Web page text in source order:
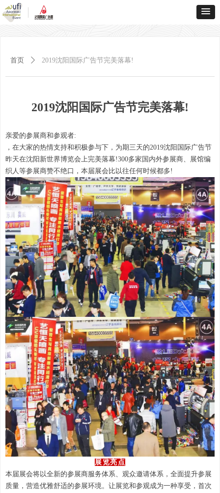
2019沈阳国际广告节完美落幕!
亲爱的参展商和参观者:
，在大家的热情支持和积极参与下，为期三天的2019沈阳国际广告节
昨天在沈阳新世界博览会上完美落幕!300多家国内外参展商、展馆编
织人等参展商赞不绝口，本届展会比以往任何时候都多!
展览亮点
本届展会将以全新的参展商服务体系、观众邀请体系，全面提升参展
质量，营造优雅舒适的参展环境。让展览和参观成为一种享受，首次
首页 ꄲ 2019沈阳国际广告节完美落幕!